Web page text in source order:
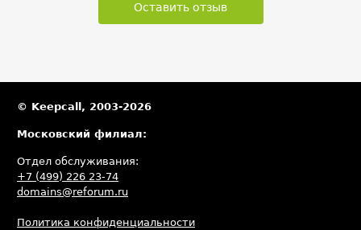
Оставить отзыв
© Keepcall, 2003-2026
Московский филиал:
Отдел обслуживания:
+7 (499) 226 23-74
domains@reforum.ru
Политика конфиденциальности